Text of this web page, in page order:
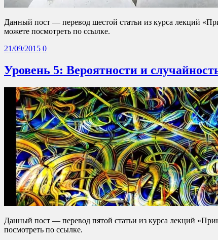
Данный пост — перевод шестой статьи из курса лекций
можете посмотреть по ссылке.
21/09/2015 0
Уровень 5: Вероятности и
Данный пост — перевод пятой статьи из курса лекций
посмотреть по ссылке.